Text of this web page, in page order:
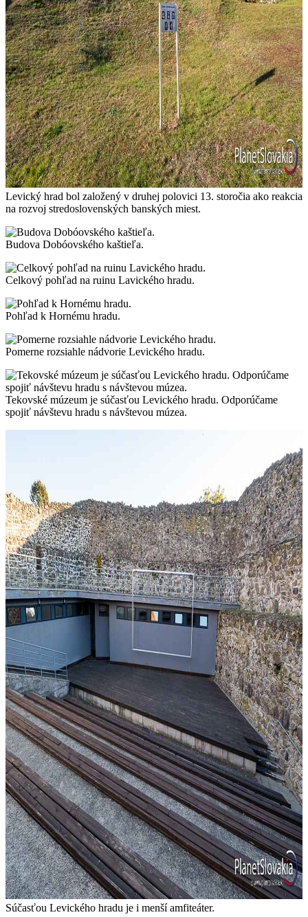
Levický hrad bol založený v druhej polovici 13. storočia ako reakcia
na rozvoj stredoslovenských banských miest.
Budova Dobóovského kaštieľa.
Celkový pohľad na ruinu Lavického hradu.
Pohľad k Hornému hradu.
Pomerne rozsiahle nádvorie Levického hradu.
Tekovské múzeum je súčasťou Levického hradu. Odporúčame
spojiť návštevu hradu s návštevou múzea.
Súčasťou Levického hradu je i menší amfiteáter.